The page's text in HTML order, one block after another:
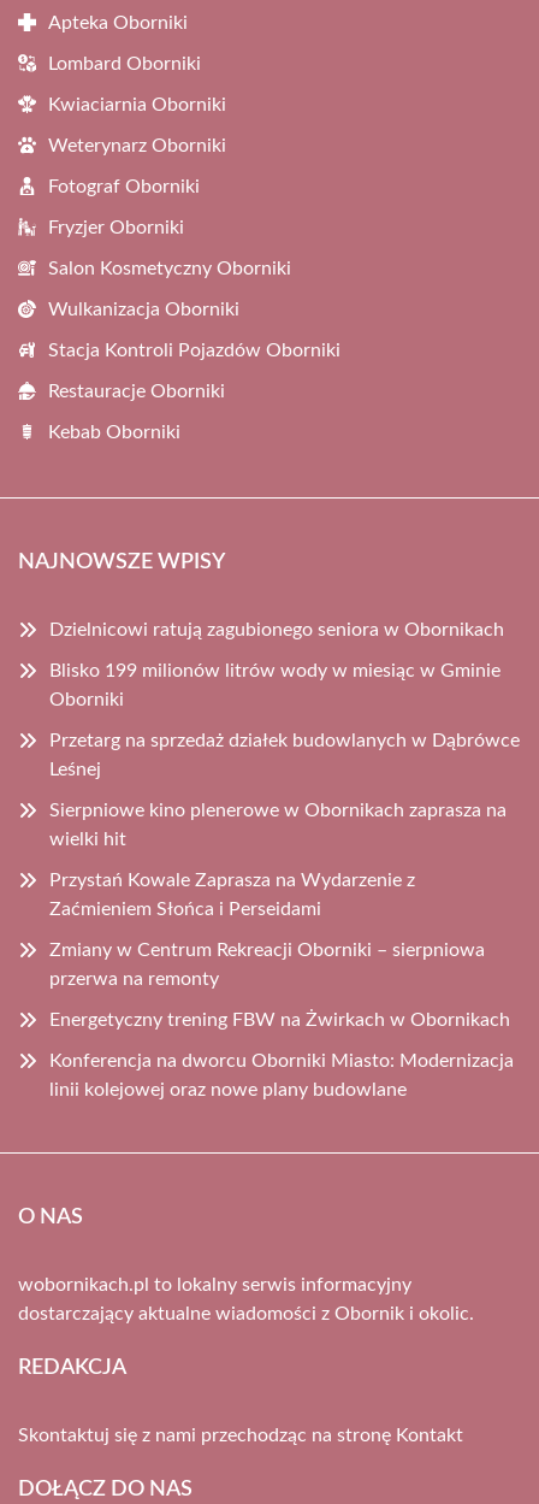
Apteka Oborniki
Lombard Oborniki
Kwiaciarnia Oborniki
Weterynarz Oborniki
Fotograf Oborniki
Fryzjer Oborniki
Salon Kosmetyczny Oborniki
Wulkanizacja Oborniki
Stacja Kontroli Pojazdów Oborniki
Restauracje Oborniki
Kebab Oborniki
NAJNOWSZE WPISY
Dzielnicowi ratują zagubionego seniora w Obornikach
Blisko 199 milionów litrów wody w miesiąc w Gminie
Oborniki
Przetarg na sprzedaż działek budowlanych w Dąbrówce
Leśnej
Sierpniowe kino plenerowe w Obornikach zaprasza na
wielki hit
Przystań Kowale Zaprasza na Wydarzenie z
Zaćmieniem Słońca i Perseidami
Zmiany w Centrum Rekreacji Oborniki – sierpniowa
przerwa na remonty
Energetyczny trening FBW na Żwirkach w Obornikach
Konferencja na dworcu Oborniki Miasto: Modernizacja
linii kolejowej oraz nowe plany budowlane
O NAS
wobornikach.pl to lokalny serwis informacyjny
dostarczający aktualne wiadomości z Obornik i okolic.
REDAKCJA
Skontaktuj się z nami przechodząc na stronę Kontakt
DOŁĄCZ DO NAS